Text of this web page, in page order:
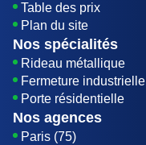
Table des prix
Plan du site
Nos spécialités
Rideau métallique
Fermeture industrielle
Porte résidentielle
Nos agences
Paris (75)